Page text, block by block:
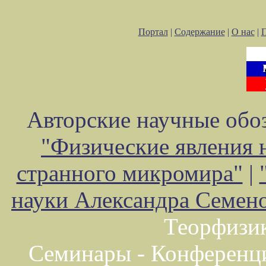
Портал| Содержание| О нас|
Авторские научные
"Физические явления
странного микромира" |
науки Александра
Семинары -